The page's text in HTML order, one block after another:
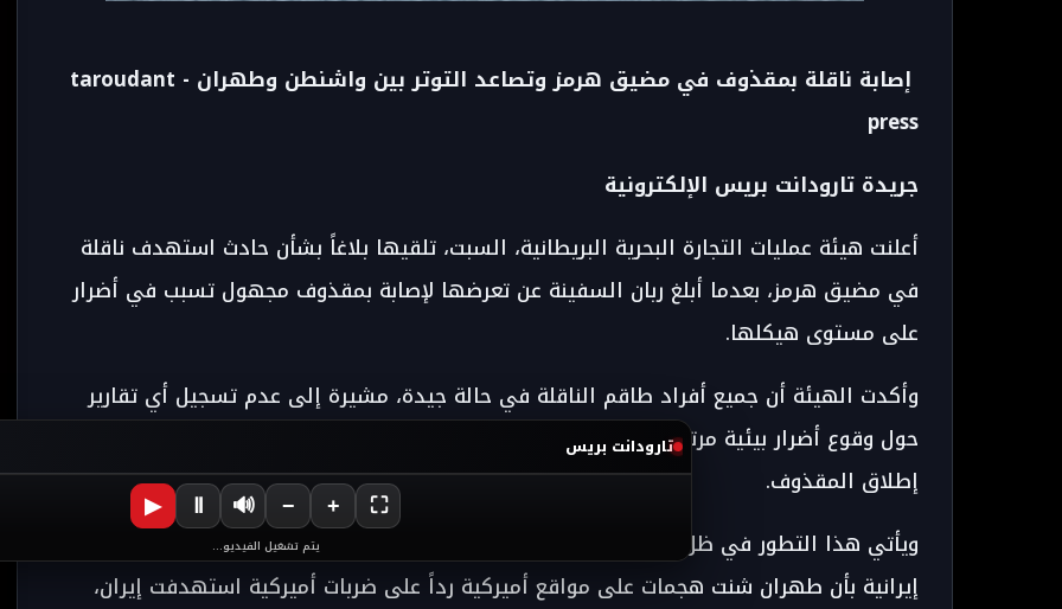
إصابة ناقلة بمقذوف في مضيق هرمز وتصاعد التوتر بين واشنطن وطهران - taroudant
press
جريدة تارودانت بريس الإلكترونية
أعلنت هيئة عمليات التجارة البحرية البريطانية، السبت، تلقيها بلاغاً بشأن حادث استهدف ناقلة
في مضيق هرمز، بعدما أبلغ ربان السفينة عن تعرضها لإصابة بمقذوف مجهول تسبب في أضرار
على مستوى هيكلها.
وأكدت الهيئة أن جميع أفراد طاقم الناقلة في حالة جيدة، مشيرة إلى عدم تسجيل أي تقارير
حول وقوع أضرار بيئية مرتبطة بالحادث، دون الكشف عن هوية السفينة أو الجهة التي تقف وراء
إطلاق المقذوف.
ويأتي هذا التطور في ظل تصاعد التوترات في المنطقة، بعدما أفادت وسائل إعلام رسمية
إيرانية بأن طهران شنت هجمات على مواقع أميركية رداً على ضربات أميركية استهدفت إيران،
تارودانت بريس
▶ 🔊 − + ⛶
يتم تشغيل الفيديو...